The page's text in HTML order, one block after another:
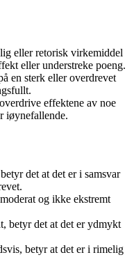
eller retorisk virkemiddel
eller understreke poeng.
en sterk eller overdrevet
effektene av noe
iøynefallende.
det at det er i samsvar
og ikke ekstremt
betyr det at det er ydmykt
betyr at det er i rimelig